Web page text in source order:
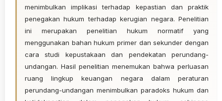
menimbulkan implikasi terhadap kepastian dan praktik
penegakan hukum terhadap kerugian negara. Penelitian
ini merupakan penelitian hukum normatif yang
menggunakan bahan hukum primer dan sekunder dengan
cara studi kepustakaan dan pendekatan perundang-
undangan. Hasil penelitian menemukan bahwa perluasan
ruang lingkup keuangan negara dalam peraturan
perundang-undangan menimbulkan paradoks hukum dan